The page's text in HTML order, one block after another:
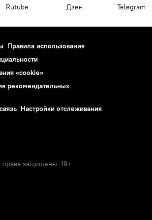
Rutube Дзен Telegram
Правила использования
«cookie»
рекомендательных
Настройки отслеживания
защищены. 18+